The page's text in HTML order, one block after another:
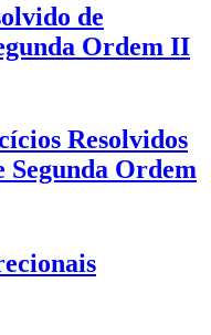
de
Ordem II
Resolvidos
Segunda Ordem